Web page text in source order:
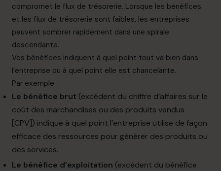
compromet le flux de trésorerie. Lorsque les bénéfices
et les flux de trésorerie sont faibles, les entreprises
peuvent sombrer rapidement dans une spirale
descendante.
Vos bénéfices indiquent à quel point tout va bien dans
l’entreprise ou à quel point elle est chancelante.
Par exemple :
Le bénéfice brut (excédent du chiffre d’affaires sur le
coût des marchandises ou des produits vendus
[CPV]) indique à quel point l’entreprise utilise de façon
efficace des ressources pour générer des produits ou
des services.
Le bénéfice d’exploitation (excédent du bénéfice